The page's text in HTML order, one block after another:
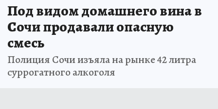
Под видом домашнего вина в
Сочи продавали опасную
смесь
Полиция Сочи изъяла на рынке 42 литра
суррогатного алкоголя